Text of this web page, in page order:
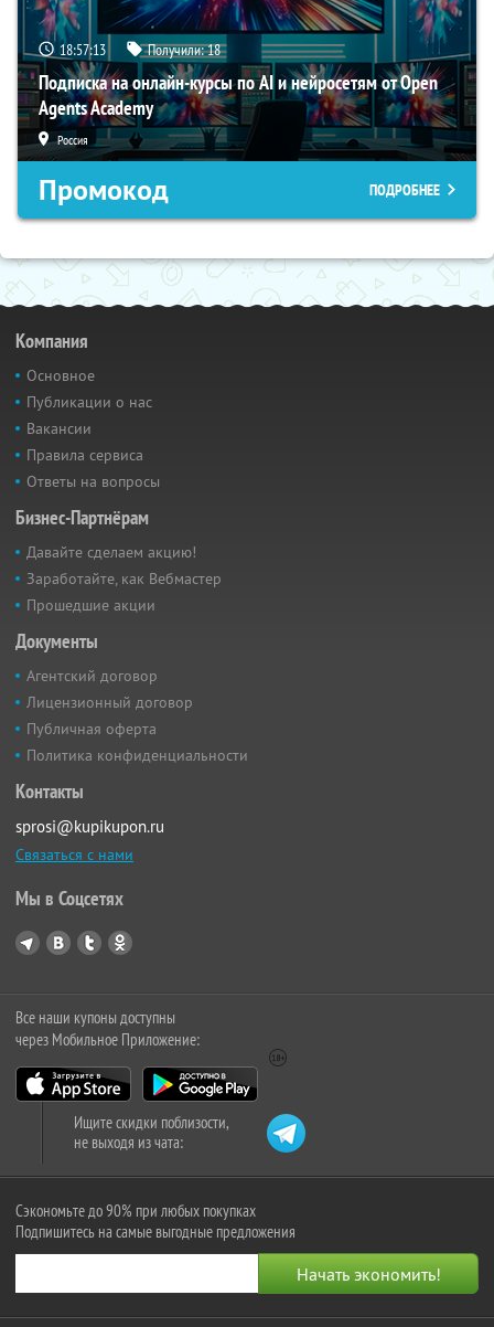
18:57:12 Получили:18
Подписка на онлайн-курсы по AI и нейросетям от Open
Agents Academy
Россия
Промокод ПОДРОБНЕЕ
Компания
Основное
Публикации о нас
Вакансии
Правила сервиса
Ответы на вопросы
Бизнес-Партнёрам
Давайте сделаем акцию!
Заработайте, как Вебмастер
Прошедшие акции
Документы
Агентский договор
Лицензионный договор
Публичная оферта
Политика конфиденциальности
Контакты
sprosi@kupikupon.ru
Связаться с нами
Мы в Соцсетях
Все наши купоны доступны
через Мобильное Приложение:
Ищите скидки поблизости,
не выходя из чата:
Сэкономьте до 90% при любых покупках
Подпишитесь на самые выгодные предложения